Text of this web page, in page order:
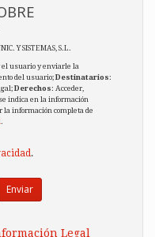
Y SISTEMAS, S.L.
el usuario y enviarle la
del usuario;Destinatarios:
Derechos: Acceder,
indica en la información
la información completa de
.
.
Enviar
Legal